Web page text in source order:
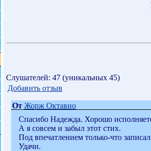
Слушателей: 47 (уникальных 45)
Добавить отзыв
От Жорж Октавио
Спасибо Надежда. Хорошо
А я совсем и забыл этот стих.
Под впечатлением только-что
Удачи.